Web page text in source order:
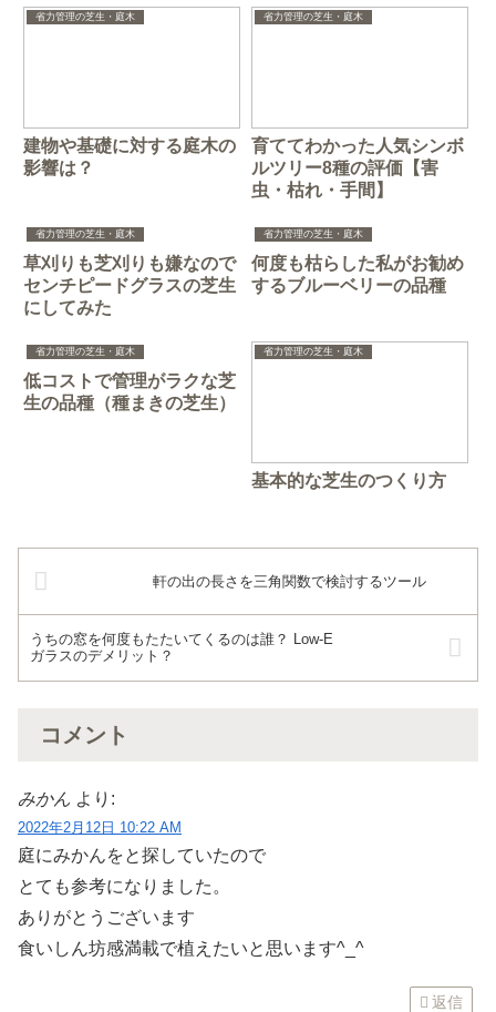
省力管理の芝生・庭木
建物や基礎に対する庭木の
影響は？
省力管理の芝生・庭木
育ててわかった人気シンボ
ルツリー8種の評価【害
虫・枯れ・手間】
省力管理の芝生・庭木
草刈りも芝刈りも嫌なので
センチピードグラスの芝生
にしてみた
省力管理の芝生・庭木
何度も枯らした私がお勧め
するブルーベリーの品種
省力管理の芝生・庭木
低コストで管理がラクな芝
生の品種（種まきの芝生）
省力管理の芝生・庭木
基本的な芝生のつくり方
軒の出の長さを三角関数で検討するツール
うちの窓を何度もたたいてくるのは誰？ Low-E
ガラスのデメリット？
コメント
みかん より:
2022年2月12日 10:22 AM
庭にみかんをと探していたので
とても参考になりました。
ありがとうございます
食いしん坊感満載で植えたいと思います^_^
返信